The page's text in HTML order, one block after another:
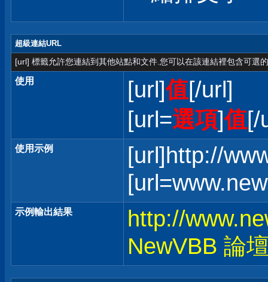
超級連結URL
[url] 標籤允許您連結到其他站點和文件.您可以在該連結裡包含可選
使用 [url]值[/url]
[url=選項]值[/
使用示例
[url]http://
示例輸出結果
http://
NewVBB 論